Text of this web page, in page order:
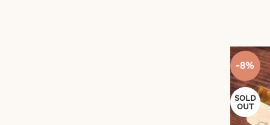
-8%
SOLD
OUT